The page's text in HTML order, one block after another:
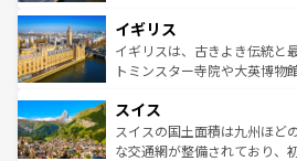
いる。シャンパンの発祥地で
香り高いラベンダー畑など、
らに、パリ以外の地域にも魅
れる地方に足を運ぶとそれぞ
きるだろう。 なお、新
を参照してほしい。
顔を持つこの国は、どこを歩
ルリンの文化的活気、バイエ
してライン川沿いのワイン畑
は、お酒好きな人にはぜひ体験してほ
ドイツ情報はコンテンツ一覧
イギリス
イギリスは、古きよき伝統と
トミンスター寺院や大英博物
リアごとに異なる魅力がある
ティー、ビール好きにはたま
戦など、本場だからこそでき
スイス
スイスの国土面積は九州ほど
な交通網が整備されており、